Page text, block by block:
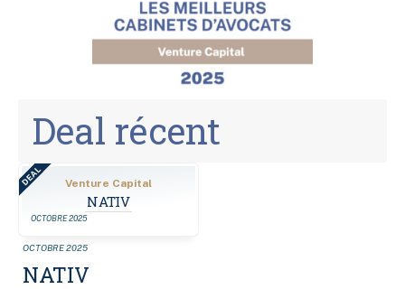
Deal récent
Venture Capital
NATIV
OCTOBRE 2025
DEAL
OCTOBRE 2025
NATIV